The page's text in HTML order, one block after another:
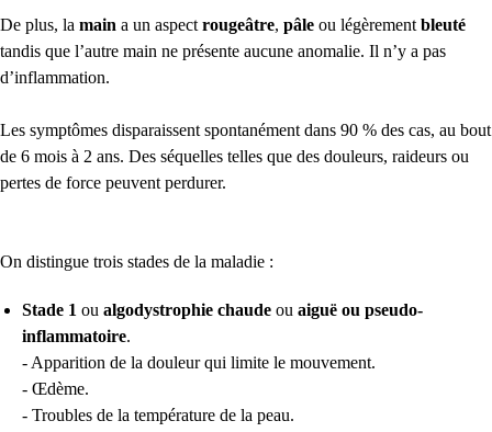
De plus, la main a un aspect rougeâtre, pâle ou légèrement bleuté
tandis que l’autre main ne présente aucune anomalie. Il n’y a pas
d’inflammation.
Les symptômes disparaissent spontanément dans 90 % des cas, au bout
de 6 mois à 2 ans. Des séquelles telles que des douleurs, raideurs ou
pertes de force peuvent perdurer.
On distingue trois stades de la maladie :
Stade 1 ou algodystrophie chaude ou aiguë ou pseudo-
inflammatoire.
- Apparition de la douleur qui limite le mouvement.
- Œdème.
- Troubles de la température de la peau.